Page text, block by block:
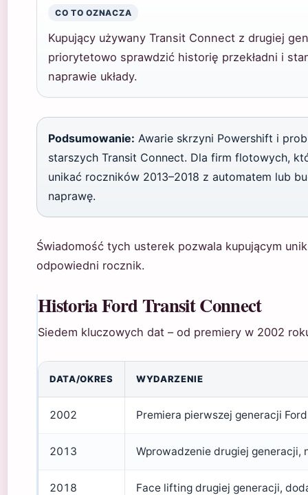
CO TO OZNACZA
Kupujący używany Transit Connect z drugiej
priorytetowo sprawdzić historię przekładni i
naprawie układy.
Podsumowanie: Awarie skrzyni Powershift i
starszych Transit Connect. Dla firm flotowych,
unikać roczników 2013–2018 z automatem lub
naprawę.
Świadomość tych usterek pozwala kupującym
odpowiedni rocznik.
Historia Ford Transit Connect
Siedem kluczowych dat – od premiery w 2002
DATA/OKRES WYDARZENIE
2002 Premiera pierwszej generacji
2013 Wprowadzenie drugiej generacji,
2018 Face lifting drugiej generacji,